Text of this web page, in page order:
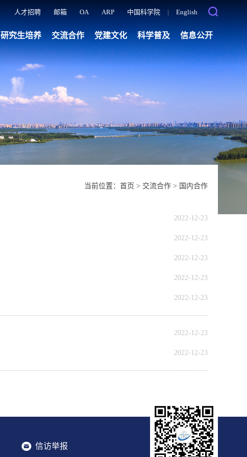
人才招聘 邮箱 OA ARP 中国科学院 | English
研究生培养 交流合作 党建文化 科学普及 信息公开
当前位置： 首页 > 交流合作 > 国内合作
2022-12-23
2022-12-23
2022-12-23
2022-12-23
2022-12-23
2022-12-23
2022-12-23
信访举报